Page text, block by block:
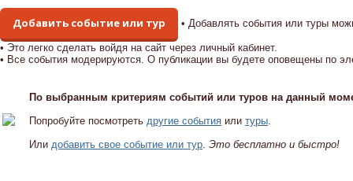
Добавить событие или тур • Добавлять события или туры
• Это легко сделать войдя на сайт через личный кабинет.
• Все события модерируются. О публикации вы будете оповещены по
По выбранным критериям событий или туров на данный
Попробуйте посмотреть другие события или туры
Или добавить свое событие или тур Это бесплатно и быстро!